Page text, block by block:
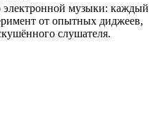
электронной музыки: каждый
от опытных диджеев,
слушателя.